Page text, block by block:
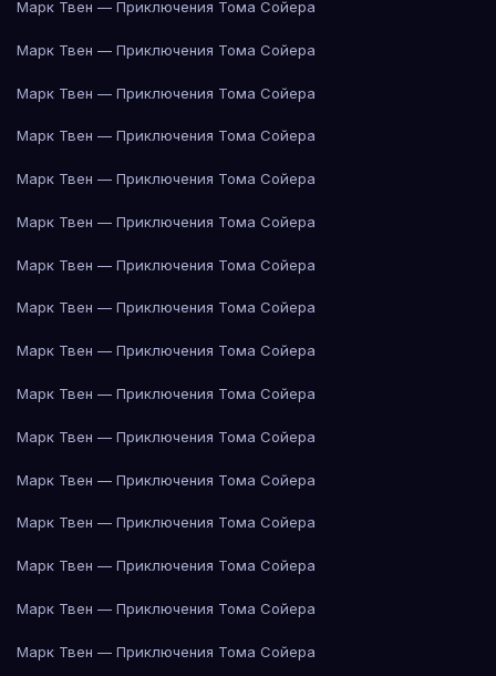
Марк Твен — Приключения Тома Сойера
Марк Твен — Приключения Тома Сойера
Марк Твен — Приключения Тома Сойера
Марк Твен — Приключения Тома Сойера
Марк Твен — Приключения Тома Сойера
Марк Твен — Приключения Тома Сойера
Марк Твен — Приключения Тома Сойера
Марк Твен — Приключения Тома Сойера
Марк Твен — Приключения Тома Сойера
Марк Твен — Приключения Тома Сойера
Марк Твен — Приключения Тома Сойера
Марк Твен — Приключения Тома Сойера
Марк Твен — Приключения Тома Сойера
Марк Твен — Приключения Тома Сойера
Марк Твен — Приключения Тома Сойера
Марк Твен — Приключения Тома Сойера